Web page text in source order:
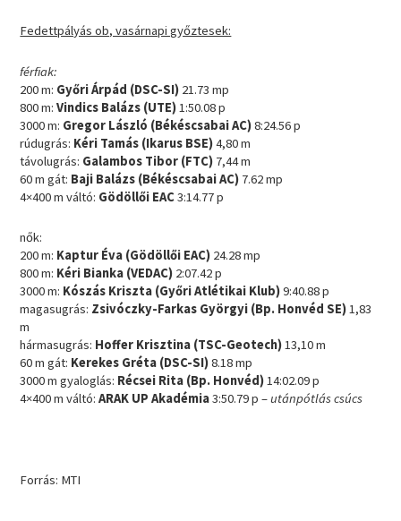
Fedettpályás ob, vasárnapi győztesek:
férfiak:
200 m: Győri Árpád (DSC-SI) 21.73 mp
800 m:Vindics Balázs (UTE)1:50.08 p
3000 m: Gregor László (Békéscsabai AC)8:24.56 p
rúdugrás: Kéri Tamás (Ikarus BSE)4,80 m
távolugrás: Galambos Tibor (FTC) 7,44 m
60 m gát: Baji Balázs (Békéscsabai AC) 7.62 mp
4×400 m váltó: Gödöllői EAC3:14.77 p
nők:
200 m: Kaptur Éva (Gödöllői EAC) 24.28 mp
800 m: Kéri Bianka (VEDAC) 2:07.42 p
3000 m: Kószás Kriszta (Győri Atlétikai Klub)9:40.88 p
magasugrás: Zsivóczky-Farkas Györgyi (Bp. Honvéd SE)1,83
m
hármasugrás: Hoffer Krisztina (TSC-Geotech)13,10 m
60 m gát: Kerekes Gréta (DSC-SI)8.18 mp
3000 m gyaloglás: Récsei Rita (Bp. Honvéd)14:02.09 p
4×400 m váltó:ARAK UP Akadémia3:50.79 p –utánpótlás csúcs
Forrás: MTI